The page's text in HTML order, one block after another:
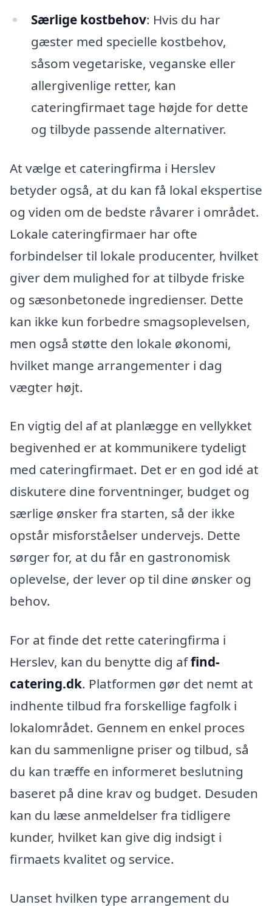
Særlige kostbehov: Hvis du har
gæster med specielle kostbehov,
såsom vegetariske, veganske eller
allergivenlige retter, kan
cateringfirmaet tage højde for dette
og tilbyde passende alternativer.
At vælge et cateringfirma i Herslev
betyder også, at du kan få lokal ekspertise
og viden om de bedste råvarer i området.
Lokale cateringfirmaer har ofte
forbindelser til lokale producenter, hvilket
giver dem mulighed for at tilbyde friske
og sæsonbetonede ingredienser. Dette
kan ikke kun forbedre smagsoplevelsen,
men også støtte den lokale økonomi,
hvilket mange arrangementer i dag
vægter højt.
En vigtig del af at planlægge en vellykket
begivenhed er at kommunikere tydeligt
med cateringfirmaet. Det er en god idé at
diskutere dine forventninger, budget og
særlige ønsker fra starten, så der ikke
opstår misforståelser undervejs. Dette
sørger for, at du får en gastronomisk
oplevelse, der lever op til dine ønsker og
behov.
For at finde det rette cateringfirma i
Herslev, kan du benytte dig affind-
catering.dk. Platformen gør det nemt at
indhente tilbud fra forskellige fagfolk i
lokalområdet. Gennem en enkel proces
kan du sammenligne priser og tilbud, så
du kan træffe en informeret beslutning
baseret på dine krav og budget. Desuden
kan du læse anmeldelser fra tidligere
kunder, hvilket kan give dig indsigt i
firmaets kvalitet og service.
Uanset hvilken type arrangement du